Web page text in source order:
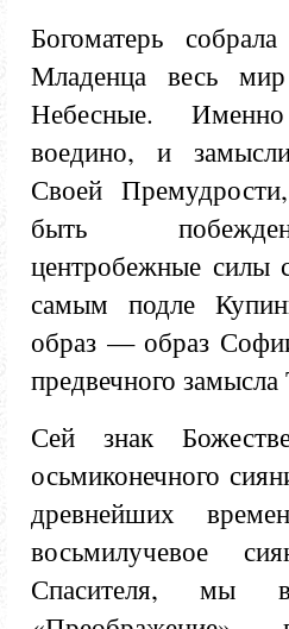
Богоматерь
Младенца весь
Небесные.
воедино, и
Своей
быть
центробежные силы
самым подле
образ — образ
предвечного
Сей знак
осьмиконечного
древнейших
восьмилучевое
Спасителя, мы